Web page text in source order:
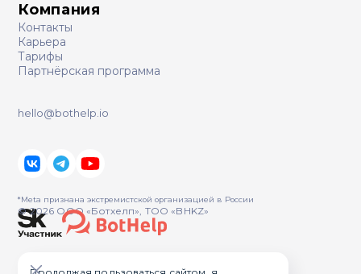
Компания
Контакты
Карьера
Тарифы
Партнёрская программа
*Meta признана экстремистcкой организацией в России
© 2026 ООО «Ботхелп», ТОО «BHKZ»
hello@bothelp.io